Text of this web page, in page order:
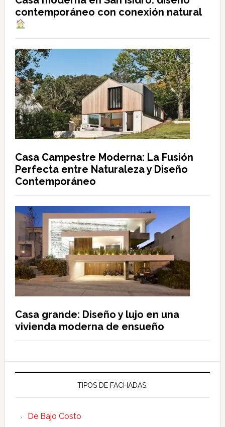
contemporáneo con conexión natural
Casa Campestre Moderna: La Fusión
Perfecta entre Naturaleza y Diseño
Contemporáneo
Casa grande: Diseño y lujo en una
vivienda moderna de ensueño
TIPOS DE FACHADAS:
De Bajo Costo